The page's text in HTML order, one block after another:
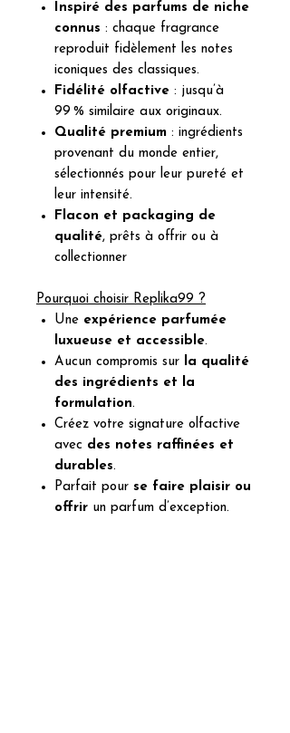
Inspiré des parfums de niche
connus : chaque fragrance
reproduit fidèlement les notes
iconiques des classiques.
Fidélité olfactive : jusqu’à
99 % similaire aux originaux.
Qualité premium : ingrédients
provenant du monde entier,
sélectionnés pour leur pureté et
leur intensité.
Flacon et packaging de
qualité, prêts à offrir ou à
collectionner
Pourquoi choisir Replika99 ?
Une expérience parfumée
luxueuse et accessible.
Aucun compromis sur la qualité
des ingrédients et la
formulation.
Créez votre signature olfactive
avec des notes raffinées et
durables.
Parfait pour se faire plaisir ou
offrir un parfum d’exception.